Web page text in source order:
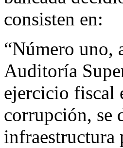
consisten en:
“Número uno,
Auditoría
ejercicio fiscal
corrupción, se
infraestructura